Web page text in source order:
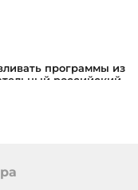
программы из
российский
(браком)